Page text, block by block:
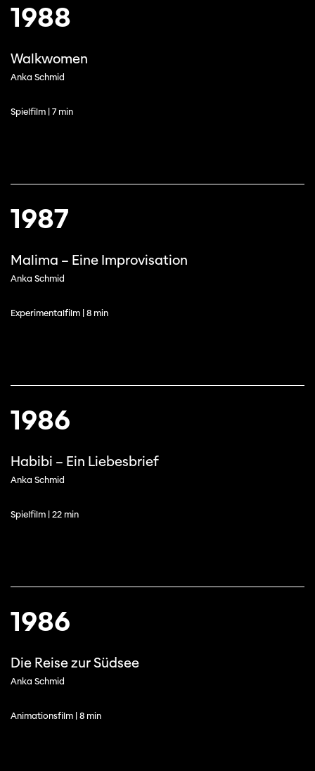
1988
Walkwomen
Anka Schmid
Spielfilm | 7 min
1987
Malima – Eine Improvisation
Anka Schmid
Experimentalfilm | 8 min
1986
Habibi – Ein Liebesbrief
Anka Schmid
Spielfilm | 22 min
1986
Die Reise zur Südsee
Anka Schmid
Animationsfilm | 8 min